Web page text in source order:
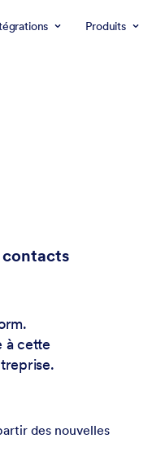
Produits
contacts
à cette
des nouvelles